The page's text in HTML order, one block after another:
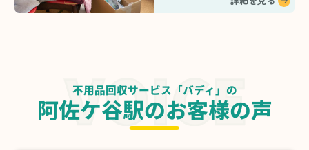
不用品回収サービス「バディ」の
阿佐ケ谷駅のお客様の声